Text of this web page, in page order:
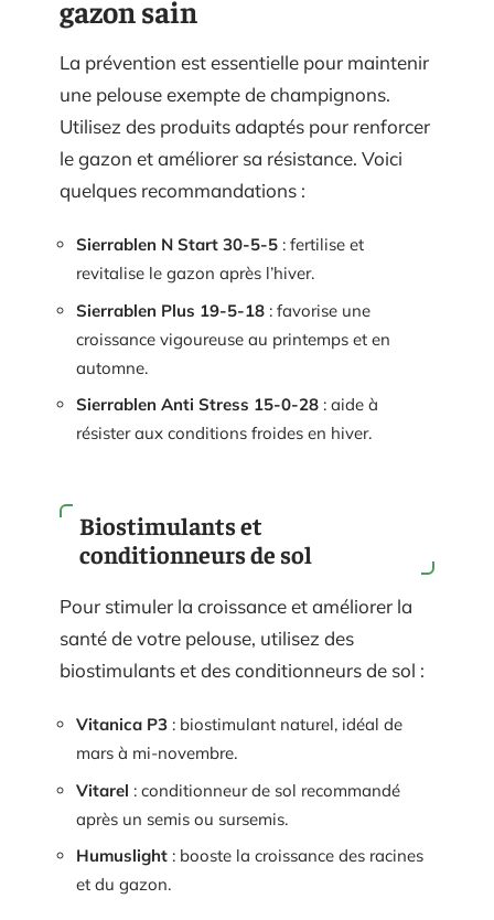
gazon sain
La prévention est essentielle pour maintenir
une pelouse exempte de champignons.
Utilisez des produits adaptés pour renforcer
le gazon et améliorer sa résistance. Voici
quelques recommandations :
Sierrablen N Start 30-5-5 : fertilise et
revitalise le gazon après l’hiver.
Sierrablen Plus 19-5-18 : favorise une
croissance vigoureuse au printemps et en
automne.
Sierrablen Anti Stress 15-0-28 : aide à
résister aux conditions froides en hiver.
Biostimulants et
conditionneurs de sol
Pour stimuler la croissance et améliorer la
santé de votre pelouse, utilisez des
biostimulants et des conditionneurs de sol :
Vitanica P3 : biostimulant naturel, idéal de
mars à mi-novembre.
Vitarel : conditionneur de sol recommandé
après un semis ou sursemis.
Humuslight : booste la croissance des racines
et du gazon.